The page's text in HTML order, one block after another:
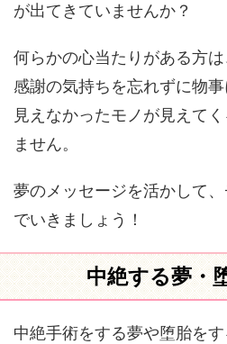
が出てきていませんか？
何らかの心当たりがある方
感謝の気持ちを忘れずに物事
見えなかったモノが見えて
ません。
夢のメッセージを活かして
でいきましょう！
中絶する夢・
中絶手術をする夢や堕胎を